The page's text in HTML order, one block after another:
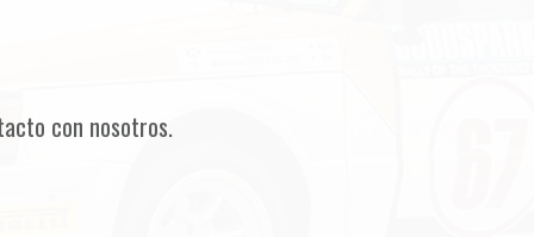
con nosotros.